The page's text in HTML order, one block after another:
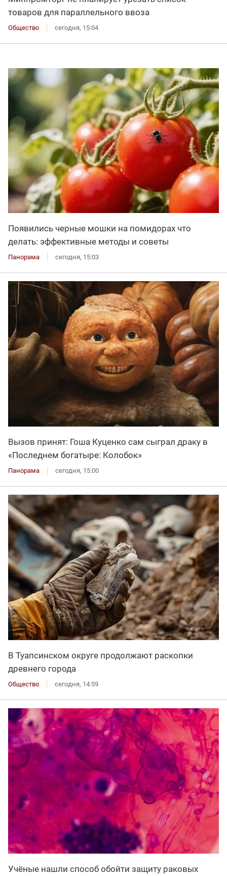
товаров для параллельного ввоза
Общество сегодня, 15:04
Появились черные мошки на помидорах что
делать: эффективные методы и советы
Панорама сегодня, 15:03
Вызов принят: Гоша Куценко сам сыграл драку в
«Последнем богатыре: Колобок»
Панорама сегодня, 15:00
В Туапсинском округе продолжают раскопки
древнего города
Общество сегодня, 14:59
Учёные нашли способ обойти защиту раковых